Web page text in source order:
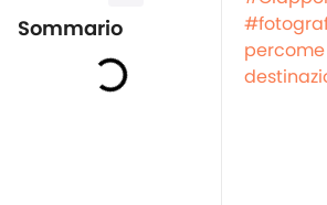
Sommario
percome